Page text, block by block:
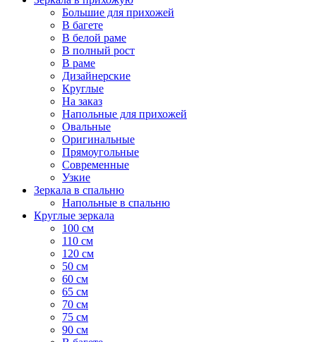
Большие для прихожей
В багете
В белой раме
В полный рост
В раме
Дизайнерские
Круглые
На заказ
Напольные для прихожей
Овальные
Оригинальные
Прямоугольные
Современные
Узкие
Зеркала в спальню
Напольные в спальню
Круглые зеркала
100 см
110 см
120 см
50 см
60 см
65 см
70 см
75 см
90 см